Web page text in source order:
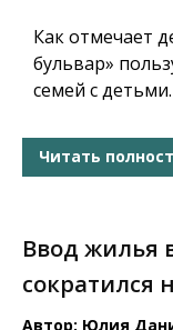
Как отмечает
бульвар»
семей с детьми.
Читать
Ввод жилья
сократился
Автор: Юлия